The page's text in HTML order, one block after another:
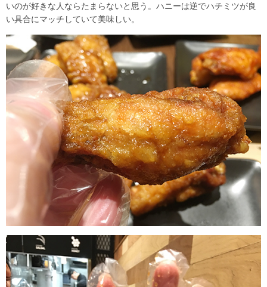
いのが好きな人ならたまらないと思う。ハニーは逆でハチミツが良
い具合にマッチしていて美味しい。